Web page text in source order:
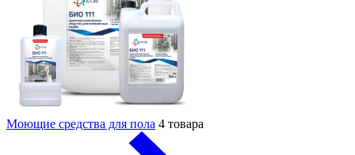
Моющие средства для пола 4 товара